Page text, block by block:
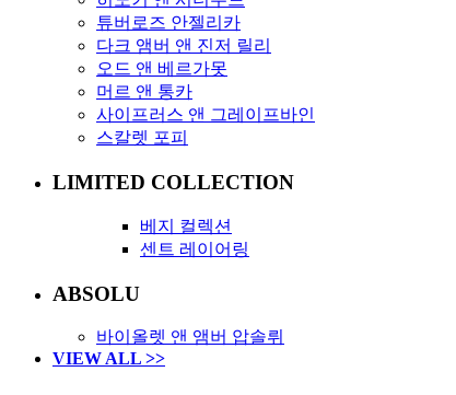
튜버로즈 안젤리카
다크 앰버 앤 진저 릴리
오드 앤 베르가못
머르 앤 통카
사이프러스 앤 그레이프바인
스칼렛 포피
LIMITED COLLECTION
베지 컬렉션
센트 레이어링
ABSOLU
바이올렛 앤 앰버 압솔뤼
VIEW ALL >>